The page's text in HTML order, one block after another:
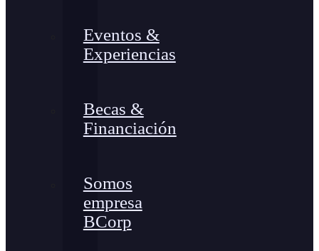
Eventos &
Experiencias
Becas &
Financiación
Somos
empresa
BCorp